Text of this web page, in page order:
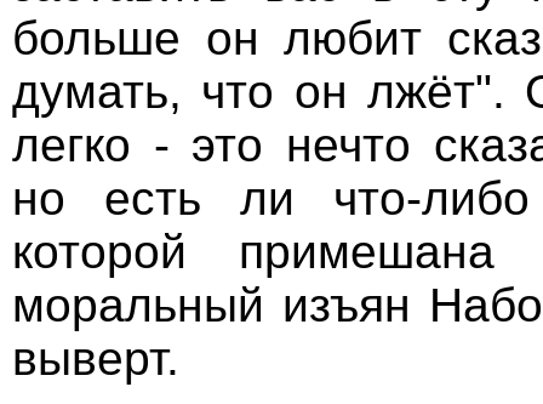
больше он любит
думать, что он лжёт".
легко - это нечто
но есть ли что-
которой
моральный изъян
выверт.